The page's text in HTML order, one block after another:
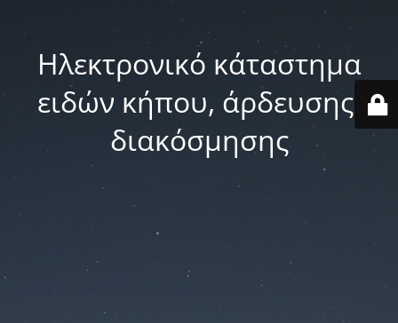
Ηλεκτρονικό κάταστημα
ειδών κήπου, άρδευσης,
διακόσμησης